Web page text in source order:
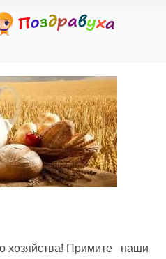
хозяйства! Примите наши